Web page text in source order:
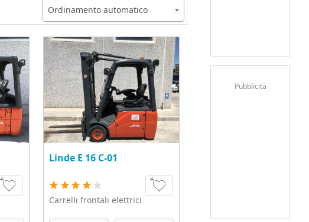
Ordinamento automatico
Linde E 16 C-01
Carrelli frontali elettrici
Pubblicità